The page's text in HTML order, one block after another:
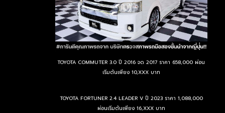
TOYOTA COMMUTER 3.0 ปี 2016 จด 2017 ราคา 658,000 ผ่อน
เริ่มต้นเพียง 10,XXX บาท
TOYOTA FORTUNER 2.4 LEADER V ปี 2023 ราคา 1,088,000
ผ่อนเริ่มต้นเพียง 16,XXX บาท